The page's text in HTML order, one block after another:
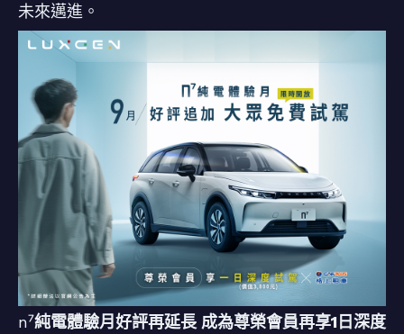
未來邁進。
n⁷純電體驗月好評再延長 成為尊榮會員再享1日深度